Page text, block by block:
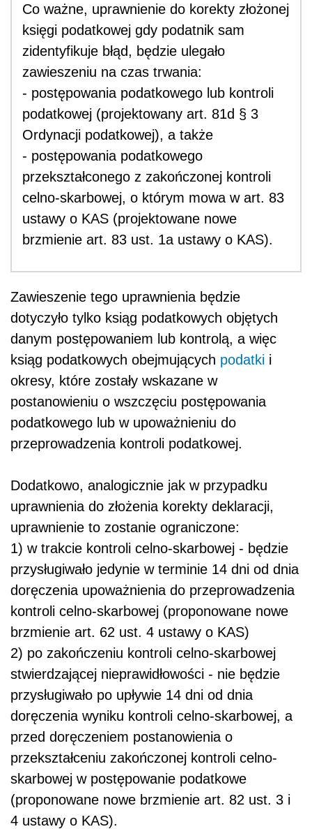
Co ważne, uprawnienie do korekty złożonej
księgi podatkowej gdy podatnik sam
zidentyfikuje błąd, będzie ulegało
zawieszeniu na czas trwania:
- postępowania podatkowego lub kontroli
podatkowej (projektowany art. 81d § 3
Ordynacji podatkowej), a także
- postępowania podatkowego
przekształconego z zakończonej kontroli
celno-skarbowej, o którym mowa w art. 83
ustawy o KAS (projektowane nowe
brzmienie art. 83 ust. 1a ustawy o KAS).
Zawieszenie tego uprawnienia będzie
dotyczyło tylko ksiąg podatkowych objętych
danym postępowaniem lub kontrolą, a więc
ksiąg podatkowych obejmujących podatki i
okresy, które zostały wskazane w
postanowieniu o wszczęciu postępowania
podatkowego lub w upoważnieniu do
przeprowadzenia kontroli podatkowej.
Dodatkowo, analogicznie jak w przypadku
uprawnienia do złożenia korekty deklaracji,
uprawnienie to zostanie ograniczone:
1) w trakcie kontroli celno-skarbowej - będzie
przysługiwało jedynie w terminie 14 dni od dnia
doręczenia upoważnienia do przeprowadzenia
kontroli celno-skarbowej (proponowane nowe
brzmienie art. 62 ust. 4 ustawy o KAS)
2) po zakończeniu kontroli celno-skarbowej
stwierdzającej nieprawidłowości - nie będzie
przysługiwało po upływie 14 dni od dnia
doręczenia wyniku kontroli celno-skarbowej, a
przed doręczeniem postanowienia o
przekształceniu zakończonej kontroli celno-
skarbowej w postępowanie podatkowe
(proponowane nowe brzmienie art. 82 ust. 3 i
4 ustawy o KAS).